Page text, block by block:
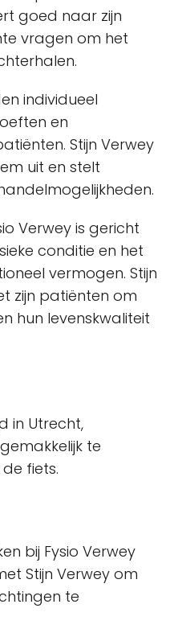
goed naar zijn
vragen om het
individueel
en
Stijn Verwey
uit en stelt
Verwey is gericht
conditie en het
vermogen. Stijn
zijn patiënten om
hun levenskwaliteit
in Utrecht,
te
fiets.
bij Fysio Verwey
Stijn Verwey om
te